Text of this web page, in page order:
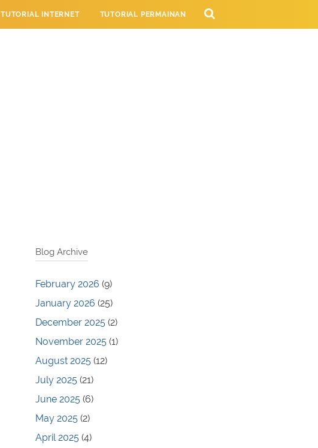
TUTORIAL INTERNET TUTORIAL PERMAINAN
Blog Archive
February 2026 (9)
January 2026 (25)
December 2025 (2)
November 2025 (1)
August 2025 (12)
July 2025 (21)
June 2025 (6)
May 2025 (2)
April 2025 (4)